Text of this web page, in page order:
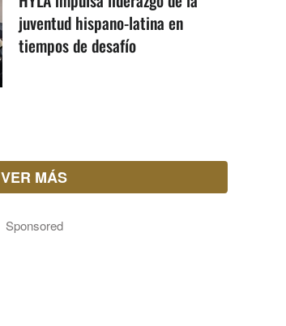
juventud hispano-latina en
tiempos de desafío
VER MÁS
Sponsored